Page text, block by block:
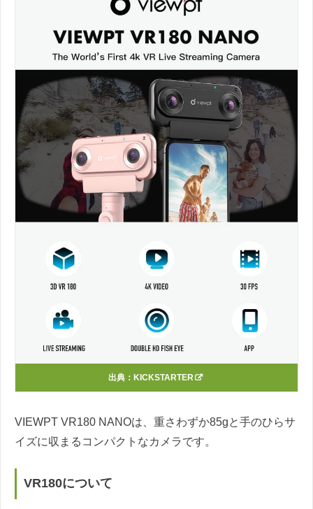
出典： KICKSTARTER
VIEWPT VR180 NANOは、重さわずか85gと手のひらサ
イズに収まるコンパクトなカメラです。
VR180について